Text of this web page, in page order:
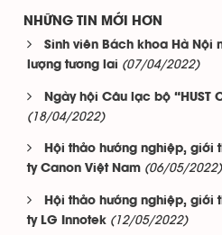
NHỮNG TIN MỚI HƠN
Sinh viên Bách khoa Hà Nội
lượng tương lai (07/04/2022)
Ngày hội Câu lạc bộ “HUST
(18/04/2022)
Hội thảo hướng nghiệp, giới
ty Canon Việt Nam (06/05/2022)
Hội thảo hướng nghiệp, giới
ty LG Innotek (12/05/2022)